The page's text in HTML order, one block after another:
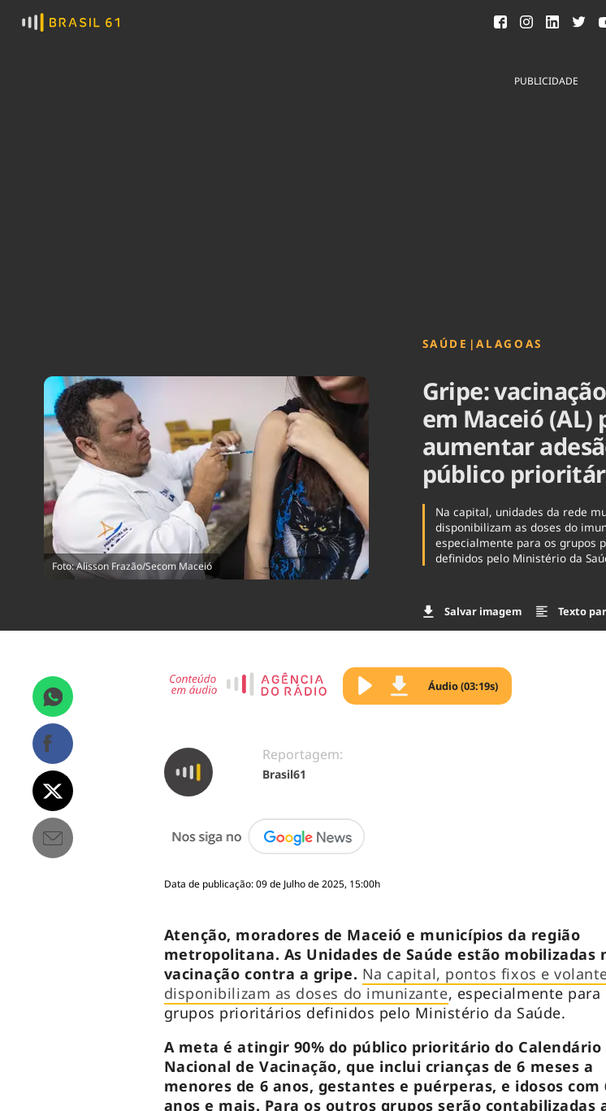
PUBLICIDADE
Foto: Alisson Frazão/Secom Maceió
SAÚDE |ALAGOAS
Gripe:
em Maceió (AL)
aumentar
público
Na capital, unidades da rede
disponibilizam as doses do
especialmente para os grupos
definidos pelo Ministério da
Salvar imagem Texto
Áudio (03:19s)
Reportagem:
Brasil61
Data de publicação: 09 de Julho de 2025, 15:00h
Atenção, moradores de Maceió e municípios da região
metropolitana. As Unidades de Saúde estão mobilizadas
vacinação contra a gripe. Na capital, pontos fixos e
disponibilizam as doses do imunizante, especialmente para
grupos prioritários definidos pelo Ministério da Saúde.
A meta é atingir 90% do público prioritário do Calendário
Nacional de Vacinação, que inclui crianças de 6 meses a
menores de 6 anos, gestantes e puérperas, e idosos com
anos e mais. Para os outros grupos serão contabilizadas